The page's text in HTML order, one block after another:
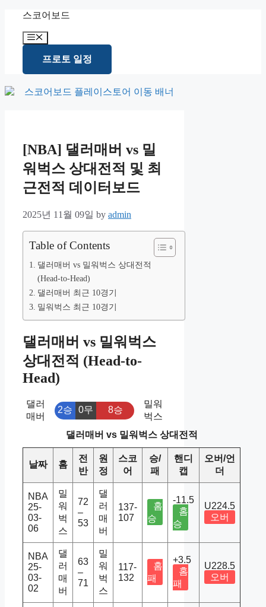
content
스코어보드
Menu
프로토 일정
[NBA] 댈러매버 vs 밀
워벅스 상대전적 및 최
근전적 데이터보드
2025년 11월 09일 by admin
Table of Contents
댈러매버 vs 밀워벅스 상대전적
(Head-to-Head)
댈러매버 최근 10경기
밀워벅스 최근 10경기
댈러매버 vs 밀워벅스
상대전적 (Head-to-
Head)
댈러
매버
2승 0무 8승
밀워
벅스
댈러매버 vs 밀워벅스 상대전적
날짜 홈
전
반
원
정
스코
어
승/
패
핸디
캡
오버/언
더
NBA
25-
03-
06
밀
워
벅
스
72
–
53
댈
러
매
버
137-
107
홈
승
-11.5
홈
승
U224.5
오버
NBA
25-
03-
02
댈
러
매
버
63
–
71
밀
워
벅
스
117-
132
홈
패
+3.5
홈
패
U228.5
오버